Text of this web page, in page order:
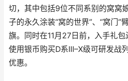
切，其中包括9位不同系别的窝窝
子的永久涂装“窝的世界”、“窝门”
旗。同时在11月27日前，入手礼
使用银币购买D系III–X级可研发战
优惠。